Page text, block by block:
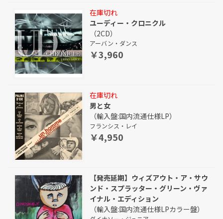
在庫切れ
ユーディー・クロニクル
（2CD）
アーバン・ダンス
￥3,960
在庫切れ
男と女
（輸入盤:国内流通仕様LP）
フランシス・レイ
￥4,950
【発売延期】ウィズアウト・ア・サウ
ンド・スプラッター・グリーン・ヴァ
イナル・エディション
（輸入盤:国内流通仕様LPカラー盤）